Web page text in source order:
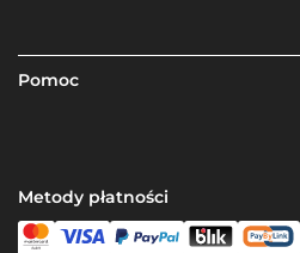
Pomoc
Metody płatności